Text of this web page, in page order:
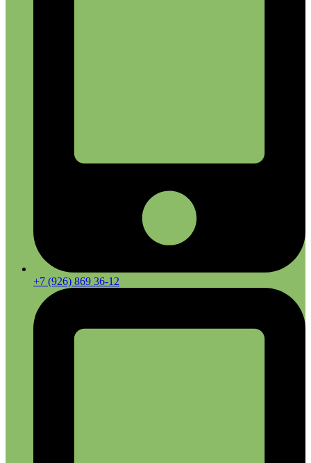
+7 (926) 869 36-12